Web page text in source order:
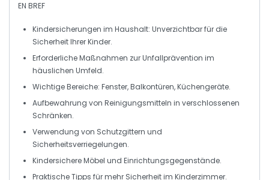
EN BREF
Kindersicherungen im Haushalt: Unverzichtbar für die
Sicherheit Ihrer Kinder.
Erforderliche Maßnahmen zurUnfallprävention im
häuslichen Umfeld.
Wichtige Bereiche: Fenster,Balkontüren,Küchengeräte.
Aufbewahrung von Reinigungsmitteln in verschlossenen
Schränken.
Verwendung von Schutzgittern und
Sicherheitsverriegelungen.
Kindersichere Möbel und Einrichtungsgegenstände.
Praktische Tipps fürmehr Sicherheitim Kinderzimmer.